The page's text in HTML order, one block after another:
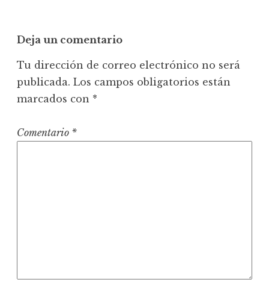
Deja un comentario
Tu dirección de correo electrónico no será
publicada. Los campos obligatorios están
marcados con *
Comentario *